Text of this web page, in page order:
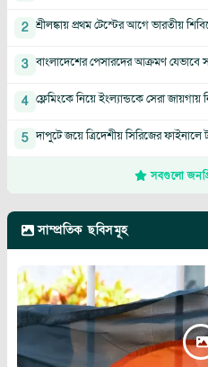
2 শ্রীলঙ্কায় প্রথম টেস্টের আগে ভারতীয়
3 বাংলাদেশের পেসারদের আক্রমণ যেভাবে
4 ফ্লেমিংকে নিয়ে ইংল্যান্ডকে সেরা জায়গায়
5 দাপুটে জয়ে ত্রিদেশীয় সিরিজের ফাইনালে
সবগুলো
সাম্প্রতিক ছবিসমূহ